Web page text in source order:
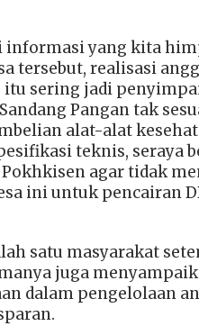
informasi yang kita
tersebut, realisasi
itu sering jadi
Pangan tak
alat-alat
teknis, seraya
agar tidak
ini untuk pencairan
satu masyarakat
juga
dalam pengelolaan